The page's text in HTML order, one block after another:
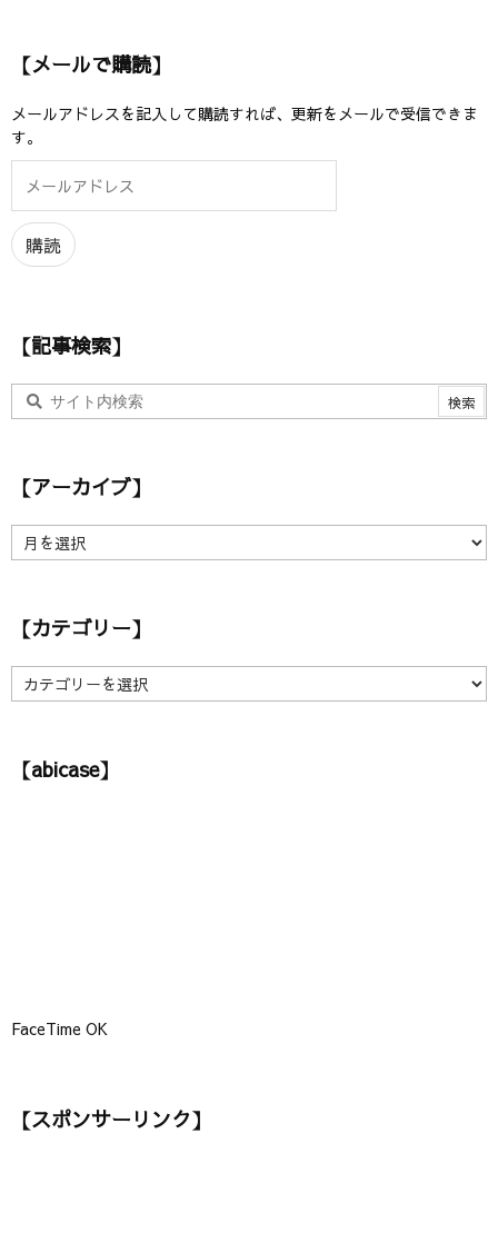
【メールで購読】
メールアドレスを記入して購読すれば、更新をメールで受信できま
す。
ル
ア
ド
購読
【記事検索】
【アーカイブ】
ア
イ
】
【カテゴリー】
【
カ
リ【abicase】
FaceTime OK
【スポンサーリンク】